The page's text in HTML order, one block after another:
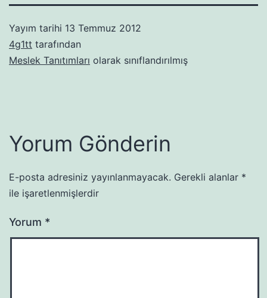
Yayım tarihi 13 Temmuz 2012
4g1tt tarafından
Meslek Tanıtımları olarak sınıflandırılmış
Yorum Gönderin
E-posta adresiniz yayınlanmayacak. Gerekli alanlar *
ile işaretlenmişlerdir
Yorum *